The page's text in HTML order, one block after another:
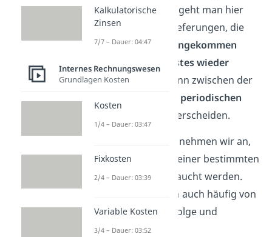
Name schon sagt, geht man hier
davon aus, dass Lieferungen, die
zuletzt im Lager angekommen
sind, dieses
als erstes wieder
verlassen
. Man kann zwischen der
periodischen
LIFO Methode unterscheiden.
Für das Verfahren nehmen wir an,
dass die Waren in einer bestimmten
Reihenfolge verbraucht werden.
Daher spricht man auch häufig von
einer Verbrauchsfolge und
demnach vom
Kalkulatorische
Zinsen
7/7 – Dauer: 04:47
Internes Rechnungswesen
Grundlagen Kosten
Kosten
1/4 – Dauer: 03:47
Fixkosten
2/4 – Dauer: 03:39
Variable Kosten
3/4 – Dauer: 03:52